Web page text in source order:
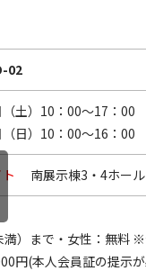
02
土）10：00～17：00
日）10：00～16：00
南展示棟3・4ホール
満）まで・女性：無料
円(本人会員証の提示